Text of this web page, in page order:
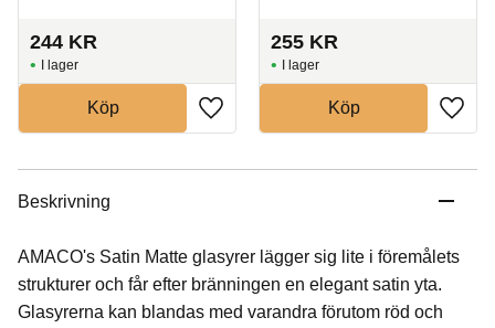
244 KR
I lager
Köp
255 KR
I lager
Köp
Beskrivning
AMACO's Satin Matte glasyrer lägger sig lite i föremålets
strukturer och får efter bränningen en elegant satin yta.
Glasyrerna kan blandas med varandra förutom röd och